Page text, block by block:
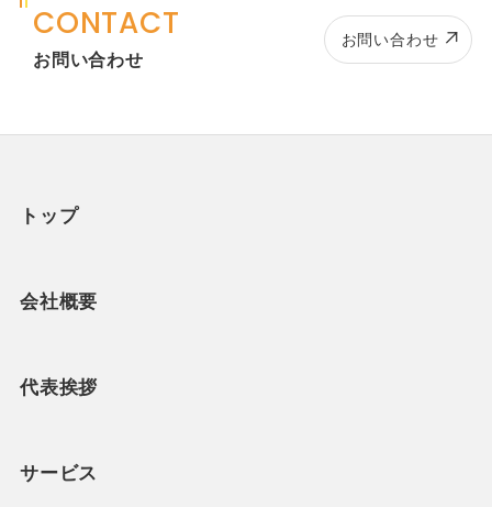
CONTACT
お問い合わせ
お問い合わせ
トップ
会社概要
代表挨拶
サービス